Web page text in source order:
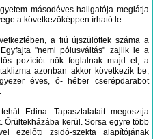
másodéves hallgatója meglátja
a következőképpen írható le:
a fiú újszülöttek száma a
"nemi pólusváltás" zajlik le a
pozíciót nők foglalnak majd el, a
azonban akkor következik be,
éves, ó- héber cserépdarabot
Edina. Tapasztalatait megosztja
kerül. Sorsa egyre több
ezelőtti zsidó-szekta alapítójának